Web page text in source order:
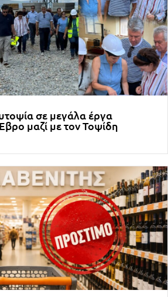
σε μεγάλα έργα
μαζί με τον Τοψίδη